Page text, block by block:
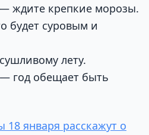
ждите крепкие морозы.
будет суровым и
лету.
год обещает быть
18 января расскажут о